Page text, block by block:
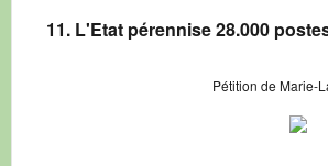
11. L'Etat pérennise 28.000
Pétition de Marie-